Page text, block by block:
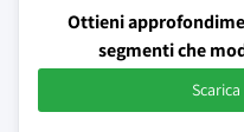
Ottieni
segmenti che